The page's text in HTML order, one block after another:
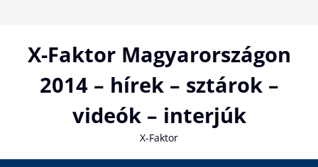
contentX-Faktor Magyarországon
2014 – hírek – sztárok –
videók – interjúk
X-Faktor